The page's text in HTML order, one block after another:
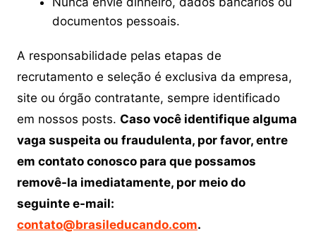
documentos pessoais.
A responsabilidade pelas etapas de
recrutamento e seleção é exclusiva da empresa,
site ou órgão contratante, sempre identificado
em nossos posts. Caso você identifique alguma
vaga suspeita ou fraudulenta, por favor, entre
em contato conosco para que possamos
removê-la imediatamente, por meio do
seguinte e-mail:
contato@brasileducando.com.